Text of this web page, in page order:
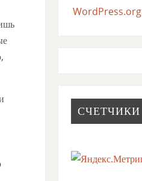
WordPress.org
СЧЕТЧИКИ